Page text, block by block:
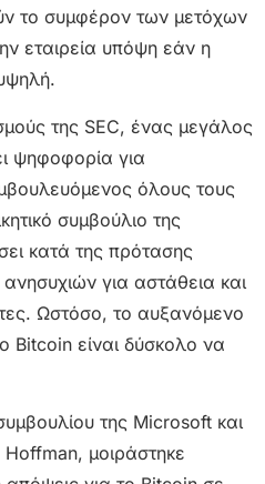
το συμφέρον των μετόχων
εταιρεία υπόψη εάν η
της SEC, ένας μεγάλος
ψηφοφορία για
όλους τους
συμβούλιο της
κατά της πρότασης
για αστάθεια και
Ωστόσο, το αυξανόμενο
Bitcoin είναι δύσκολο να
της Microsoft και
Hoffman, μοιράστηκε